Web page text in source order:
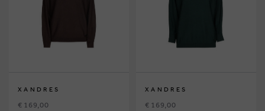
XANDRES
€ 169,00
XANDRES
€ 169,00